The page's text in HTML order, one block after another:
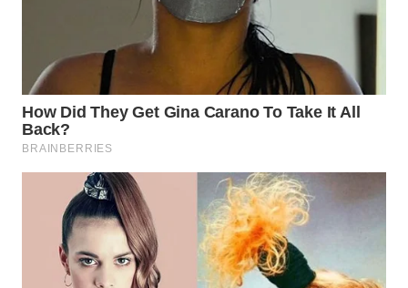
KARO
WN
SIMALUNGUN
WN
LABUHANBATU
WN
TAPANULI